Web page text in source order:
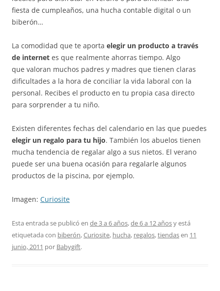
fiesta de cumpleaños, una hucha contable digital o un
biberón…
La comodidad que te aporta elegir un producto a través
de internet es que realmente ahorras tiempo. Algo
que valoran muchos padres y madres que tienen claras
dificultades a la hora de conciliar la vida laboral con la
personal. Recibes el producto en tu propia casa directo
para sorprender a tu niño.
Existen diferentes fechas del calendario en las que puedes
elegir un regalo para tu hijo. También los abuelos tienen
mucha tendencia de regalar algo a sus nietos. El verano
puede ser una buena ocasión para regalarle algunos
productos de la piscina, por ejemplo.
Imagen: Curiosite
Esta entrada se publicó en de 3 a 6 años,de 6 a 12 añosy está
etiquetada con biberón,Curiosite, hucha, regalos,tiendasen 11
junio, 2011 por Babygift.